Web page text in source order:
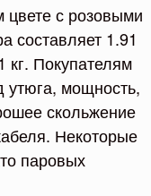
цвете с розовыми
составляет 1.91
кг. Покупателям
утюга, мощность,
скольжение
Некоторые
паровых